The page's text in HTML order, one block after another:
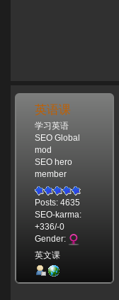
英语课
学习英语
SEO Global
mod
SEO hero
member
Posts: 4635
SEO-karma:
+336/-0
Gender:
英文课